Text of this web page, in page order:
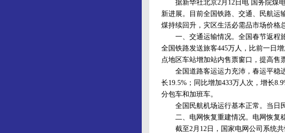
据新华社北京2月12日电 国务院煤电
新进展。目前全国铁路、交通、民航运
煤持续回升，灾区生活必需品市场价格
一、交通运输情况。全国春节返程旅
全国铁路发送旅客445万人，比前一日
点地区车站增加站内售票窗口，提高售
全国道路客运运力充沛，春运平稳进
长19.5%；同比增加433万人次，增长
分包车和加班车。
全国民航机场运行基本正常。当日民
二、电网恢复重建情况。电网恢复稳
截至2月12日，国家电网公司系统共